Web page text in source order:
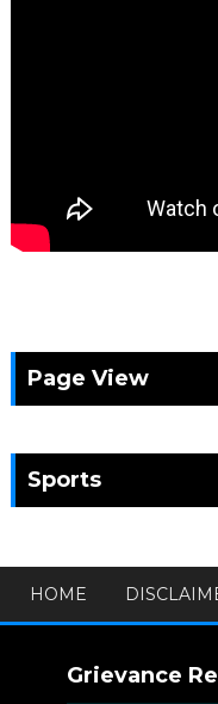
Page View
Sports
HOME
Grievance